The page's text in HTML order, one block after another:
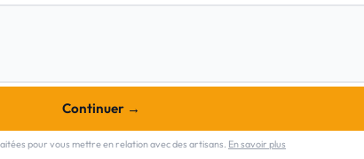
Continuer →
pour vous mettre en relation avec des artisans. En savoir plus